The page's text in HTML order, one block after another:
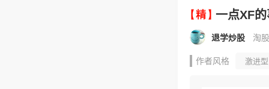
一点XF
退学炒股 淘
作者风格 激进型